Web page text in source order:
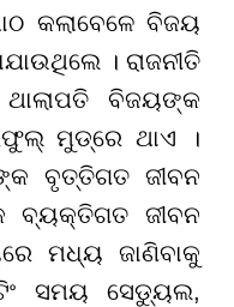
କଲାବେଳେ ବିଜୟ
। ରାଜନୀତି
ବିଜୟଙ୍କ
ମୁଡ୍ରେ ଥାଏ ।
ବୃତ୍ତିଗତ ଜୀବନ
ବ୍ୟକ୍ତିଗତ ଜୀବନ
ମଧ୍ୟ ଜାଣିବାକୁ
ସମୟ ସେଡ୍ୟୁଲ,